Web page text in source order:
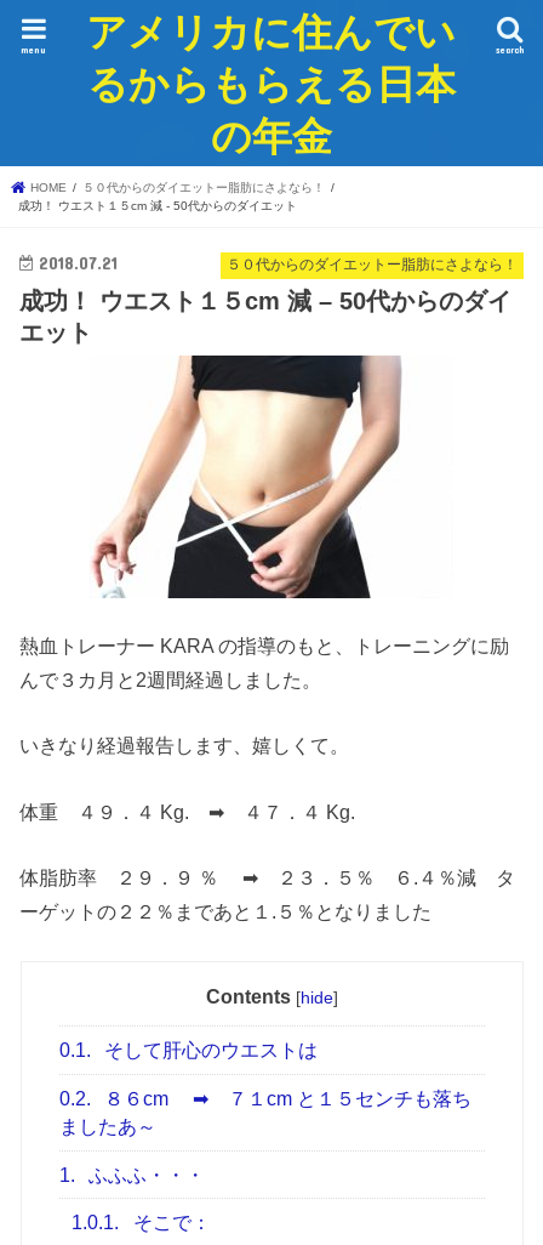
アメリカに住んでい
るからもらえる日本
の年金
search
menu
HOME
５０代からのダイエットー脂肪にさよなら！
成功！ ウエスト１５cm 減 - 50代からのダイエット
５０代からのダイエットー脂肪にさよなら！
2018.07.21
成功！ ウエスト１５cm 減 – 50代からのダイ
エット
熱血トレーナー KARA の指導のもと、トレーニングに励
んで３カ月と2週間経過しました。
いきなり経過報告します、嬉しくて。
体重 ４９．４ Kg. ➡ ４７．４ Kg.
体脂肪率 ２９．９ ％ ➡ ２３．５％ ６.４％減 タ
ーゲットの２２％まであと１.５％となりました
Contents [hide]
0.1. そして肝心のウエストは
0.2.
８６cm ➡ ７１cm と１５センチも落ち
ましたあ～
1. ふふふ・・・
1.0.1. そこで：